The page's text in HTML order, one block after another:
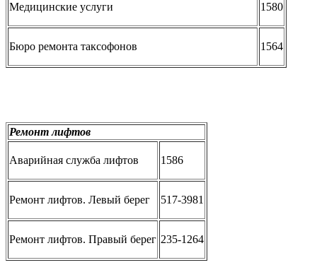
Медицинские услуги 1580
Бюро ремонта таксофонов 1564
Ремонт лифтов
Аварийная служба лифтов 1586
Ремонт лифтов. Левый берег 517-3981
Ремонт лифтов. Правый берег 235-1264